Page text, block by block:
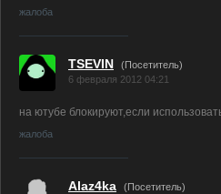
жалоба
TSEVIN
(Посетитель)
6 февраля 2012 04:21
на ютубе блокируют,если
жалоба
Alaz4ka
(Посетитель)